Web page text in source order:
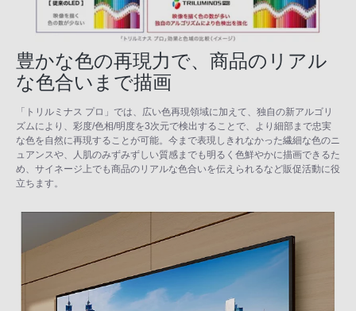
豊かな色の再現力で、商品のリアル
な色合いまで描画
「トリルミナス プロ」では、広い色再現領域に加えて、独自の新アルゴリ
ズムにより、彩度/色相/明度を3次元で検出することで、より細部まで忠実
な色を自然に再現することが可能。今まで表現しきれなかった繊細な色のニ
ュアンスや、人肌のみずみずしい質感までも明るく色鮮やかに描画できるた
め、サイネージ上でも商品のリアルな色合いを伝えられるなど販促活動に役
立ちます。